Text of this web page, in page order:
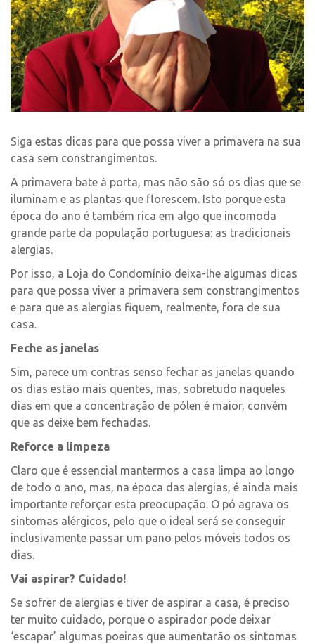
Siga estas dicas para que possa viver a primavera na sua
casa sem constrangimentos.
A primavera bate à porta, mas não são só os dias que se
iluminam e as plantas que florescem. Isto porque esta
época do ano é também rica em algo que incomoda
grande parte da população portuguesa: as tradicionais
alergias.
Por isso, a Loja do Condomínio deixa-lhe algumas dicas
para que possa viver a primavera sem constrangimentos
e para que as alergias fiquem, realmente, fora de sua
casa.
Feche as janelas
Sim, parece um contras senso fechar as janelas quando
os dias estão mais quentes, mas, sobretudo naqueles
dias em que a concentração de pólen é maior, convém
que as deixe bem fechadas.
Reforce a limpeza
Claro que é essencial mantermos a casa limpa ao longo
de todo o ano, mas, na época das alergias, é ainda mais
importante reforçar esta preocupação. O pó agrava os
sintomas alérgicos, pelo que o ideal será se conseguir
inclusivamente passar um pano pelos móveis todos os
dias.
Vai aspirar? Cuidado!
Se sofrer de alergias e tiver de aspirar a casa, é preciso
ter muito cuidado, porque o aspirador pode deixar
‘escapar’ algumas poeiras que aumentarão os sintomas